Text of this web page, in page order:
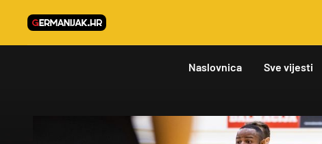
Naslovnica Sve vijesti